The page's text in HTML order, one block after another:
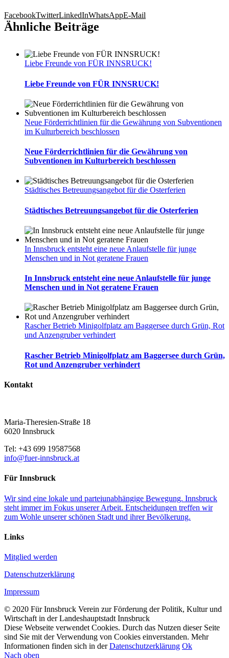
FacebookTwitterLinkedInWhatsAppE-Mail
Ähnliche Beiträge
Liebe Freunde von FÜR INNSRUCK!
Liebe Freunde von FÜR INNSRUCK!
Neue Förderrichtlinien für die Gewährung von Subventionen
im Kulturbereich beschlossen
Neue Förderrichtlinien für die Gewährung von
Subventionen im Kulturbereich beschlossen
Städtisches Betreuungsangebot für die Osterferien
Städtisches Betreuungsangebot für die Osterferien
In Innsbruck entsteht eine neue Anlaufstelle für junge
Menschen und in Not geratene Frauen
In Innsbruck entsteht eine neue Anlaufstelle für junge
Menschen und in Not geratene Frauen
Rascher Betrieb Minigolfplatz am Baggersee durch Grün, Rot
und Anzengruber verhindert
Rascher Betrieb Minigolfplatz am Baggersee durch Grün,
Rot und Anzengruber verhindert
Kontakt
Maria-Theresien-Straße 18
6020 Innsbruck
Tel: +43 699 19587568
info@fuer-innsbruck.at
Für Innsbruck
Wir sind eine lokale und parteiunabhängige Bewegung. Innsbruck
steht immer im Fokus unserer Arbeit. Entscheidungen treffen wir
zum Wohle unserer schönen Stadt und ihrer Bevölkerung.
Links
Mitglied werden
Datenschutzerklärung
Impressum
© 2020 Für Innsbruck Verein zur Förderung der Politik, Kultur und
Wirtschaft in der Landeshauptstadt Innsbruck
Diese Webseite verwendet Cookies. Durch das Nutzen dieser Seite
sind Sie mit der Verwendung von Cookies einverstanden. Mehr
Informationen finden sich in derDatenschutzerklärung Ok
Nach oben